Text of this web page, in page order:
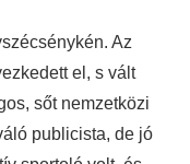
Az
el, s vált
sőt nemzetközi
publicista, de jó